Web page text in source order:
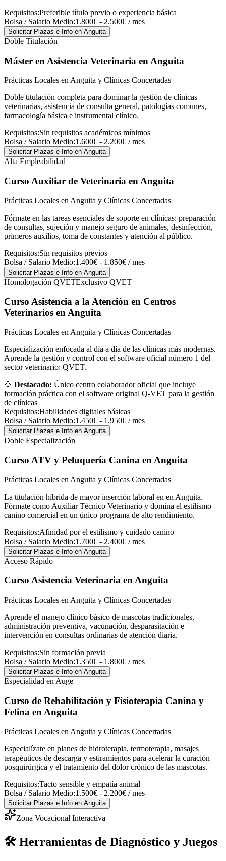
Requisitos:Preferible título previo o experiencia básica
Bolsa / Salario Medio:1.800€ - 2.500€ / mes
Solicitar Plazas e Info en Anguita
Doble Titulación
Máster en Asistencia Veterinaria en Anguita
Prácticas Locales en Anguita y Clínicas Concertadas
Doble titulación completa para dominar la gestión de clínicas
veterinarias, asistencia de consulta general, patologías comunes,
farmacología básica e instrumental clínico.
Requisitos:Sin requisitos académicos mínimos
Bolsa / Salario Medio:1.600€ - 2.200€ / mes
Solicitar Plazas e Info en Anguita
Alta Empleabilidad
Curso Auxiliar de Veterinaria en Anguita
Prácticas Locales en Anguita y Clínicas Concertadas
Fórmate en las tareas esenciales de soporte en clínicas: preparación
de consultas, sujeción y manejo seguro de animales, desinfección,
primeros auxilios, toma de constantes y atención al público.
Requisitos:Sin requisitos previos
Bolsa / Salario Medio:1.400€ - 1.850€ / mes
Solicitar Plazas e Info en Anguita
Homologación QVETExclusivo QVET
Curso Asistencia a la Atención en Centros
Veterinarios en Anguita
Prácticas Locales en Anguita y Clínicas Concertadas
Especialización enfocada al día a día de las clínicas más modernas.
Aprende la gestión y control con el software oficial número 1 del
sector veterinario: QVET.
💎 Destacado: Único centro colaborador oficial que incluye
formación práctica con el software original Q-VET para la gestión
de clínicas
Requisitos:Habilidades digitales básicas
Bolsa / Salario Medio:1.450€ - 1.950€ / mes
Solicitar Plazas e Info en Anguita
Doble Especialización
Curso ATV y Peluquería Canina en Anguita
Prácticas Locales en Anguita y Clínicas Concertadas
La titulación híbrida de mayor inserción laboral en en Anguita.
Fórmate como Auxiliar Técnico Veterinario y domina el estilismo
canino comercial en un único programa de alto rendimiento.
Requisitos:Afinidad por el estilismo y cuidado canino
Bolsa / Salario Medio:1.700€ - 2.400€ / mes
Solicitar Plazas e Info en Anguita
Acceso Rápido
Curso Asistencia Veterinaria en Anguita
Prácticas Locales en Anguita y Clínicas Concertadas
Aprende el manejo clínico básico de mascotas tradicionales,
administración preventiva, vacunación, desparasitación e
intervención en consultas ordinarias de atención diaria.
Requisitos:Sin formación previa
Bolsa / Salario Medio:1.350€ - 1.800€ / mes
Solicitar Plazas e Info en Anguita
Especialidad en Auge
Curso de Rehabilitación y Fisioterapia Canina y
Felina en Anguita
Prácticas Locales en Anguita y Clínicas Concertadas
Especialízate en planes de hidroterapia, termoterapia, masajes
terapéuticos de descarga y estiramientos para acelerar la curación
posquirúrgica y el tratamiento del dolor crónico de las mascotas.
Requisitos:Tacto sensible y empatía animal
Bolsa / Salario Medio:1.500€ - 2.200€ / mes
Solicitar Plazas e Info en Anguita
Zona Vocacional Interactiva
🛠️ Herramientas de Diagnóstico y Juegos